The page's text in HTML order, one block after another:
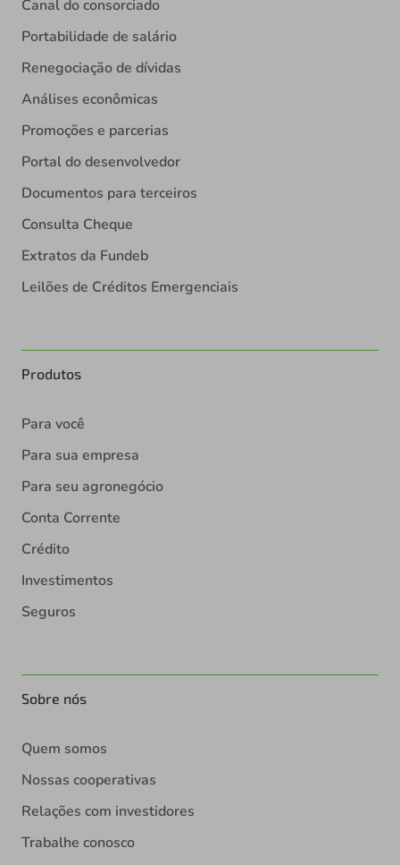
Canal do consorciado
Portabilidade de salário
Renegociação de dívidas
Análises econômicas
Promoções e parcerias
Portal do desenvolvedor
Documentos para terceiros
Consulta Cheque
Extratos da Fundeb
Leilões de Créditos Emergenciais
Produtos
Para você
Para sua empresa
Para seu agronegócio
Conta Corrente
Crédito
Investimentos
Seguros
Sobre nós
Quem somos
Nossas cooperativas
Relações com investidores
Trabalhe conosco